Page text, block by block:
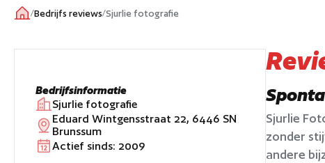
/Bedrijfs reviews/Sjurlie fotografie
Bedrijfsinformatie
Sjurlie fotografie
Eduard Wintgensstraat 22, 6446 SN
Brunssum
Actief sinds: 2009
Sjurlie
zonder
andere